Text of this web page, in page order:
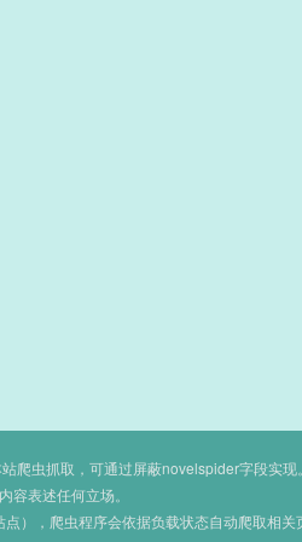
爬虫抓取，可通过屏蔽novelspider字段实现。
表述任何立场。
），爬虫程序会依据负载状态自动爬取相关